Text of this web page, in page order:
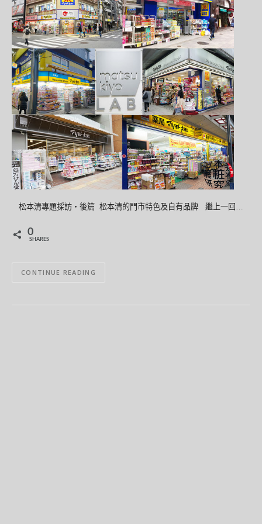
松本清專題採訪‧後篇 松本清的門市特色及自有品牌 繼上一回…
0
SHARES
CONTINUE READING